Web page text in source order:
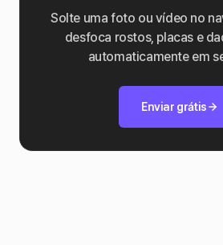
Solte uma foto ou vídeo no
desfoca rostos, placas e
automaticamente em
Enviar grátis